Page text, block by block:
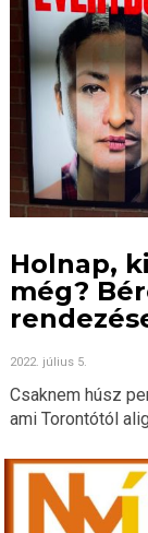
Holnap,
még?
2022. július 5.
Csaknem húsz
ami Torontótól